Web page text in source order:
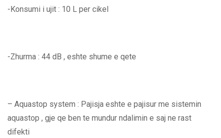
-Konsumi i ujit : 10 L per cikel
-Zhurma : 44 dB , eshte shume e qete
– Aquastop system : Pajisja eshte e pajisur me sistemin
aquastop , gje qe ben te mundur ndalimin e saj ne rast
difekti